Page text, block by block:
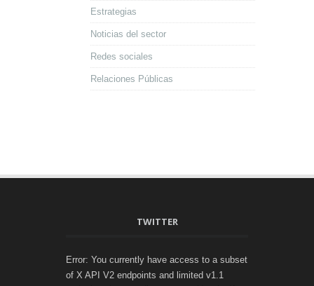
Estrategias
Noticias del sector
Redes sociales
Relaciones Públicas
TWITTER
Error: You currently have access to a subset
of X API V2 endpoints and limited v1.1